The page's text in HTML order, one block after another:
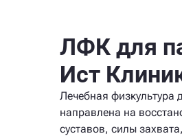
ЛФК для
Ист
Лечебная физкультура
направлена на
суставов, силы